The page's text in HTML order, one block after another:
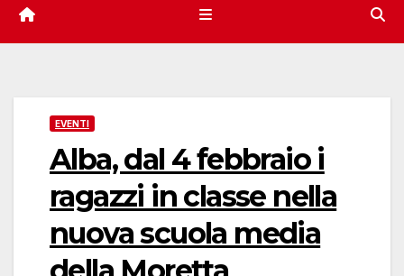
EVENTI
Alba, dal 4 febbraio i
ragazzi in classe nella
nuova scuola media